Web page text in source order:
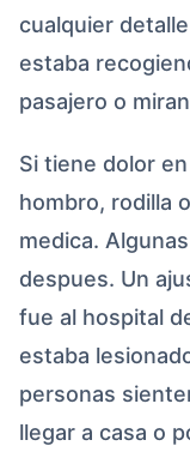
cualquier
estaba
pasajero o
Si tiene dolor
hombro, rodilla
medica.
despues. Un
fue al hospital
estaba
personas
llegar a casa o